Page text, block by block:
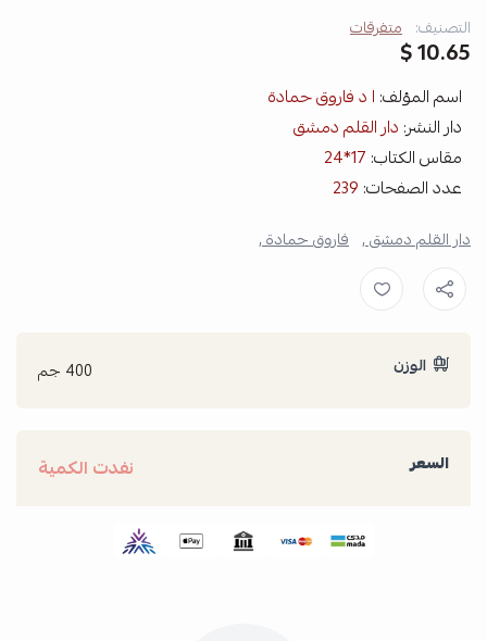
التصنيف: متفرقات
10.65 $
اسم المؤلف: ا د فاروق حمادة
دار النشر: دار القلم دمشق
مقاس الكتاب: 17*24
عدد الصفحات: 239
دار القلم دمشق , فاروق حمادة ,
الوزن 400 جم
السعر نفدت الكمية